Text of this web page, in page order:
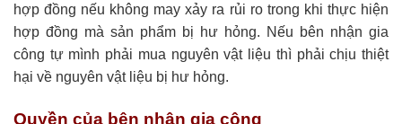
hợp đồng nếu không may xảy ra rủi ro trong khi thực hiện
hợp đồng mà sản phẩm bị hư hỏng. Nếu bên nhận gia
công tự mình phải mua nguyên vật liệu thì phải chịu thiệt
hại về nguyên vật liệu bị hư hỏng.
Quyền của bên nhận gia công